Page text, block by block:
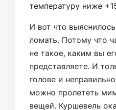
температуру ниже
И вот что
ломать. Потому что
не такое, каким вы
представляете. И
голове и
можно пролететь
вещей. Куршевель